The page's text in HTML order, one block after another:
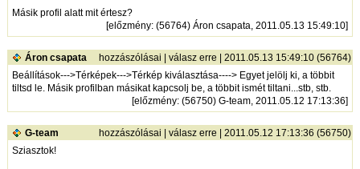
Másik profil alatt mit értesz?
[előzmény: (56764) Áron csapata, 2011.05.13 15:49:10]
Áron csapata hozzászólásai | válasz erre | 2011.05.13 15:49:10 (56764)
Beállítások--->Térképek--->Térkép kiválasztása----> Egyet jelölj ki, a többit
tiltsd le. Másik profilban másikat kapcsolj be, a többit ismét tiltani...stb, stb.
[előzmény: (56750) G-team, 2011.05.12 17:13:36]
G-team hozzászólásai | válasz erre | 2011.05.12 17:13:36 (56750)
Sziasztok!